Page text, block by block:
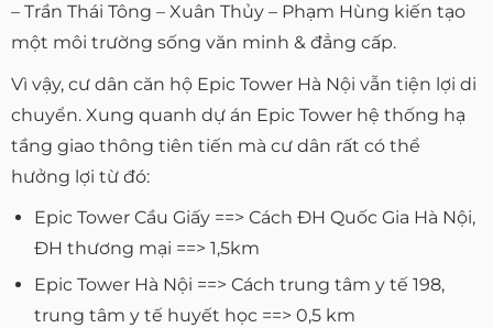
– Trần Thái Tông – Xuân Thủy – Phạm Hùng kiến tạo
một môi trường sống văn minh & đẳng cấp.
Vì vậy, cư dân căn hộ Epic Tower Hà Nội vẫn tiện lợi di
chuyển. Xung quanh dự án Epic Tower hệ thống hạ
tầng giao thông tiên tiến mà cư dân rất có thể
hưởng lợi từ đó:
Epic Tower Cầu Giấy ==> Cách ĐH Quốc Gia Hà Nội,
ĐH thương mại ==> 1,5km
Epic Tower Hà Nội ==> Cách trung tâm y tế 198,
trung tâm y tế huyết học ==> 0,5 km